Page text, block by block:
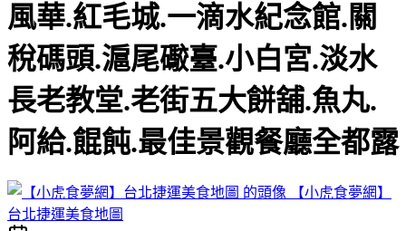
風華.紅毛城.一滴水紀念館.關
稅碼頭.滬尾礮臺.小白宮.淡水
長老教堂.老街五大餅舖.魚丸.
阿給.餛飩.最佳景觀餐廳全都露
【小虎食夢網】
台北捷運美食地圖